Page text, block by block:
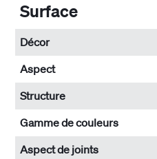
Surface
Décor
Aspect
Structure
Gamme de couleurs
Aspect de joints